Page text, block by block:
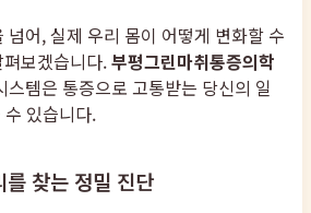
넘어, 실제 우리 몸이 어떻게 변화할 수
보겠습니다.부평그린마취통증의학
스템은 통증으로 고통받는 당신의 일
있습니다.
찾는 정밀 진단